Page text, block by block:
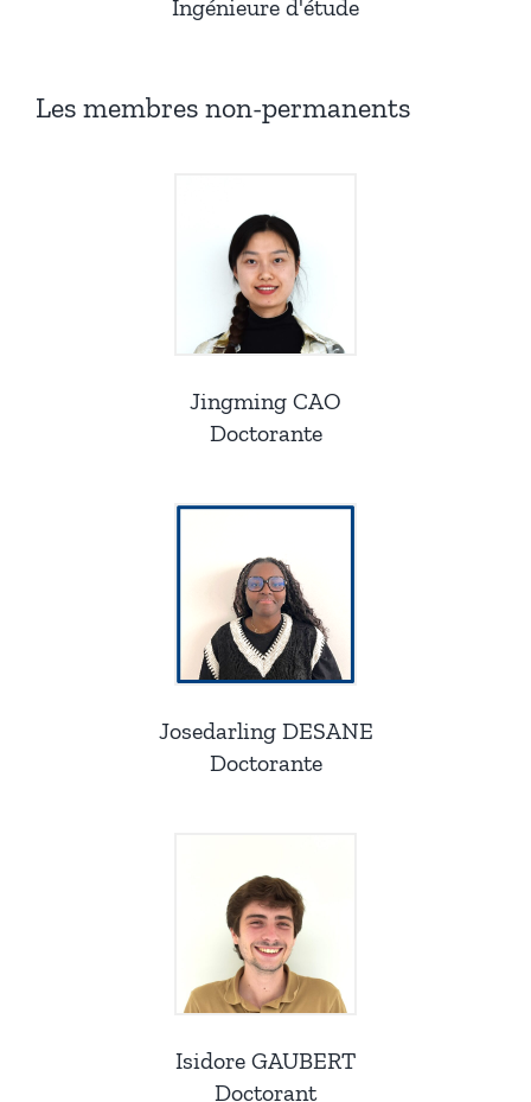
Ingénieure d'étude
Les membres non-permanents
Jingming CAO
Doctorante
Josedarling DESANE
Doctorante
Isidore GAUBERT
Doctorant